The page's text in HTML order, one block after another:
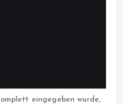
eingegeben wurde,